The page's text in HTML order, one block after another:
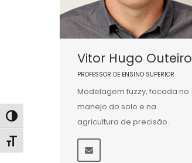
Alternar alto contraste
Alternar tamanho da fonte
Vitor Hugo Outeiro
PROFESSOR DE ENSINO SUPERIOR
Modelagem fuzzy, focada no
manejo do solo e na
agricultura de precisão.